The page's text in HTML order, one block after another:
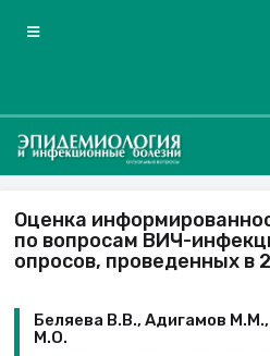
Оценка
по вопросам ВИЧ-
опросов, проведенных в
Беляева В.В., Адигамов
М.О.